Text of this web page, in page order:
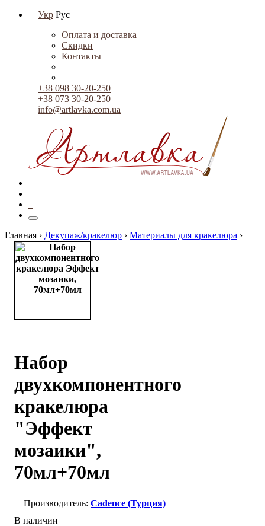
Укр Рус
Оплата и доставка
Скидки
Контакты
+38 098 30-20-250
+38 073 30-20-250
info@artlavka.com.ua
Главная › Декупаж/кракелюр › Материалы для кракелюра ›
Набор
двухкомпонентного
кракелюра
"Эффект
мозаики",
70мл+70мл
Cadence (Турция)
В наличии